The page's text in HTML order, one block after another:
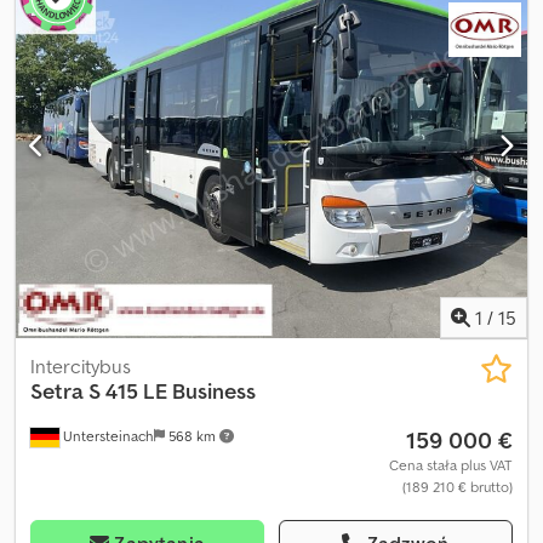
1 / 15
Untersteinach 568 km
Intercitybus
Setra S 415 LE Business
159 000 €
Cena stała plus VAT
(189 210 € brutto)